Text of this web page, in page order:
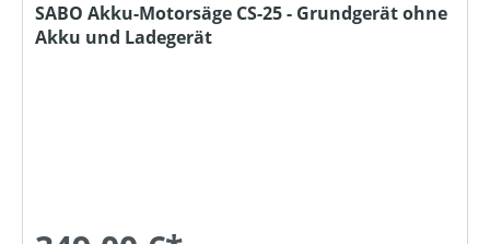
SABO Akku-Motorsäge CS-25 - Grundgerät ohne
Akku und Ladegerät